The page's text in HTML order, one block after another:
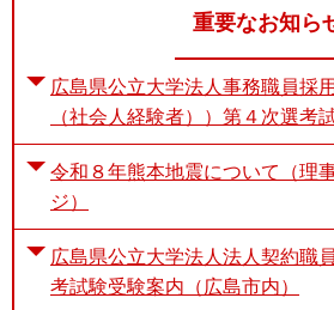
重要なお知ら
広島県公立大学法人事務職員採
（社会人経験者））第４次選考
令和８年熊本地震について（理
ジ）
広島県公立大学法人法人契約職
考試験受験案内（広島市内）